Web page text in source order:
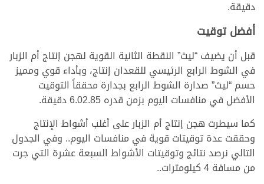
دقيقة.
أفضل توقيت
قبل أن يضيف “ليث” النقطة الثانية القوية لهجن إنتاج أم الزبار
في الشوط الرابع الرئيسي للقعدان إنتاج، وبأداء قوي ومميز
حسم “ليث” صدارة الشوط الرابع بجدارة محققاً التوقيت
الأفضل في منافسات اليوم بزمن قدره 6.02.85 دقيقة.
كما سيطرت هجن إنتاج أم الزبار على أغلب أشواط الإنتاج
وحققت عدة توقيتات قوية في منافسات اليوم.. وفي الجدول
التالي نرصد نتائج وتوقيتات الأشواط السبعة عشرة التي جرت
من مسافة 4 كيلومترات..